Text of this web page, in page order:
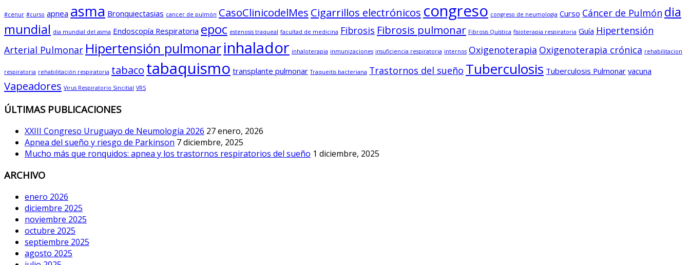
#cenur #curso apnea asma Bronquiectasias cancer de pulmón CasoClinicodelMes Cigarrillos electrónicos congreso congreso de neumologia Curso Cáncer de Pulmón dia
mundial dia mundial del asma Endoscopía Respiratoria epoc estenosis traqueal facultad de medicina Fibrosis Fibrosis pulmonar Fibrosis Quística fisioterapia respiratoria Guía Hipertensión
Arterial Pulmonar Hipertensión pulmonarinhalador inhaloterapia inmunizaciones insuficiencia respiratoria internos Oxigenoterapia Oxigenoterapia crónica rehabilitacion
respiratoria rehabilitación respiratoria tabaco tabaquismo transplante pulmonar Traqueitis bacteriana Trastornos del sueño Tuberculosis Tuberculosis Pulmonar vacuna
Vapeadores Virus Respiratorio Sincitial VRS
ÚLTIMAS PUBLICACIONES
XXIII Congreso Uruguayo de Neumología 2026 27 enero, 2026
Apnea del sueño y riesgo de Parkinson 7 diciembre, 2025
Mucho más que ronquidos: apnea y los trastornos respiratorios del sueño 1 diciembre, 2025
ARCHIVO
enero 2026
diciembre 2025
noviembre 2025
octubre 2025
septiembre 2025
agosto 2025